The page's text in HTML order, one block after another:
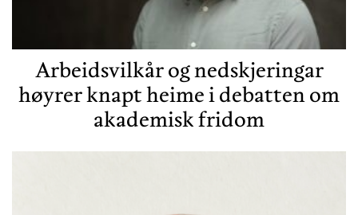
Arbeidsvilkår og nedskjeringar
høyrer knapt heime i debatten om
akademisk fridom